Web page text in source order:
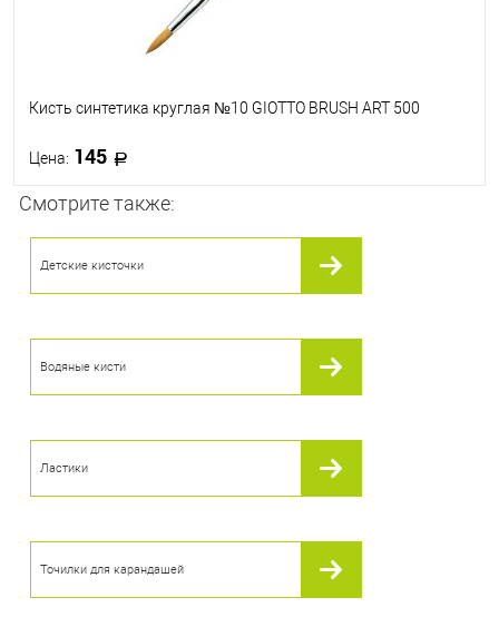
Кисть синтетика круглая №10 GIOTTO BRUSH ART 500
Цена: 145
В наличии
Смотрите также:
Детские кисточки
Водяные кисти
Ластики
Точилки для карандашей